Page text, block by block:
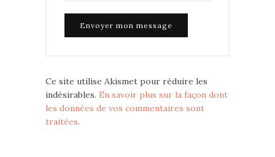
Ce site utilise Akismet pour réduire les
indésirables. En savoir plus sur la façon dont
les données de vos commentaires sont
traitées.